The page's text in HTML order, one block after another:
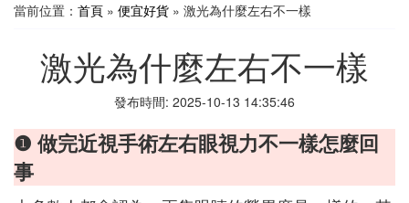
當前位置： 首頁 » 便宜好貨 » 激光為什麼左右不一樣
激光為什麼左右不一樣
發布時間: 2025-10-13 14:35:46
❶ 做完近視手術左右眼視力不一樣怎麼回
事